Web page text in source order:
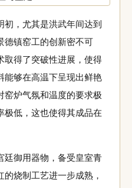
，尤其是洪武年间达到
德镇窑工的创新密不可
取得了突破性进展，使得
能够在高温下呈现出鲜艳
窑炉气氛和温度的要求极
极低，这也使得其成品在
廷御用器物，备受皇室青
烧制工艺进一步成熟，